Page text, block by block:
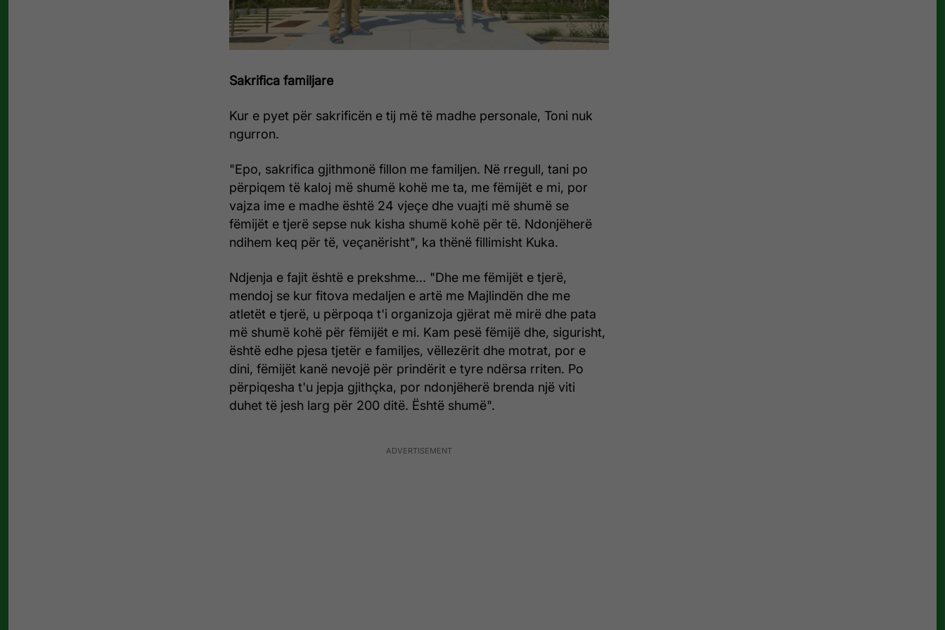
Sakrifica familjare
Kur e pyet për sakrificën e tij më të madhe personale, Toni nuk
ngurron.
"Epo, sakrifica gjithmonë fillon me familjen. Në rregull, tani po
përpiqem të kaloj më shumë kohë me ta, me fëmijët e mi, por
vajza ime e madhe është 24 vjeçe dhe vuajti më shumë se
fëmijët e tjerë sepse nuk kisha shumë kohë për të. Ndonjëherë
ndihem keq për të, veçanërisht", ka thënë fillimisht Kuka.
Ndjenja e fajit është e prekshme... "Dhe me fëmijët e tjerë,
mendoj se kur fitova medaljen e artë me Majlindën dhe me
atletët e tjerë, u përpoqa t'i organizoja gjërat më mirë dhe pata
më shumë kohë për fëmijët e mi. Kam pesë fëmijë dhe, sigurisht,
është edhe pjesa tjetër e familjes, vëllezërit dhe motrat, por e
dini, fëmijët kanë nevojë për prindërit e tyre ndërsa rriten. Po
përpiqesha t'u jepja gjithçka, por ndonjëherë brenda një viti
duhet të jesh larg për 200 ditë. Është shumë".